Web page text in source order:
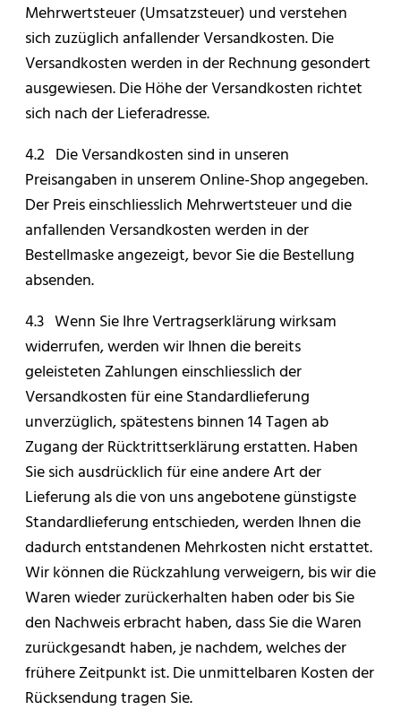
Mehrwertsteuer (Umsatzsteuer) und verstehen
sich zuzüglich anfallender Versandkosten. Die
Versandkosten werden in der Rechnung gesondert
ausgewiesen. Die Höhe der Versandkosten richtet
sich nach der Lieferadresse.
4.2 Die Versandkosten sind in unseren
Preisangaben in unserem Online-Shop angegeben.
Der Preis einschliesslich Mehrwertsteuer und die
anfallenden Versandkosten werden in der
Bestellmaske angezeigt, bevor Sie die Bestellung
absenden.
4.3 Wenn Sie Ihre Vertragserklärung wirksam
widerrufen, werden wir Ihnen die bereits
geleisteten Zahlungen einschliesslich der
Versandkosten für eine Standardlieferung
unverzüglich, spätestens binnen 14 Tagen ab
Zugang der Rücktrittserklärung erstatten. Haben
Sie sich ausdrücklich für eine andere Art der
Lieferung als die von uns angebotene günstigste
Standardlieferung entschieden, werden Ihnen die
dadurch entstandenen Mehrkosten nicht erstattet.
Wir können die Rückzahlung verweigern, bis wir die
Waren wieder zurückerhalten haben oder bis Sie
den Nachweis erbracht haben, dass Sie die Waren
zurückgesandt haben, je nachdem, welches der
frühere Zeitpunkt ist. Die unmittelbaren Kosten der
Rücksendung tragen Sie.